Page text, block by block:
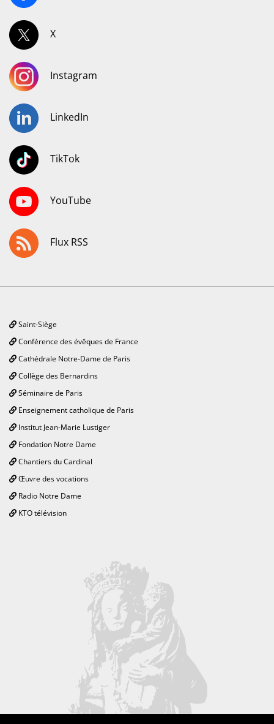
X
Instagram
LinkedIn
TikTok
YouTube
Flux RSS
Saint-Siège
Conférence des évêques de France
Cathédrale Notre-Dame de Paris
Collège des Bernardins
Séminaire de Paris
Enseignement catholique de Paris
Institut Jean-Marie Lustiger
Fondation Notre Dame
Chantiers du Cardinal
Œuvre des vocations
Radio Notre Dame
KTO télévision